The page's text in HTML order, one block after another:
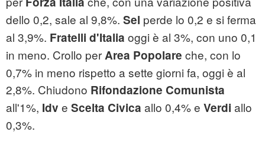
dello 0,2, sale al 9,8%. Sel perde lo 0,2 e si ferma
al 3,9%. Fratelli d'Italia oggi è al 3%, con uno 0,1
in meno. Crollo perArea Popolare che, con lo
0,7% in meno rispetto a sette giorni fa, oggi è al
2,8%. Chiudono Rifondazione Comunista
all'1%, Idv e Scelta Civica allo 0,4% e Verdi allo
0,3%.